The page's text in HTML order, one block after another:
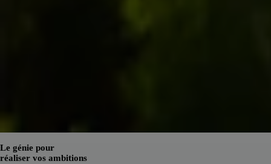
Le génie pour
réaliser vos ambitions